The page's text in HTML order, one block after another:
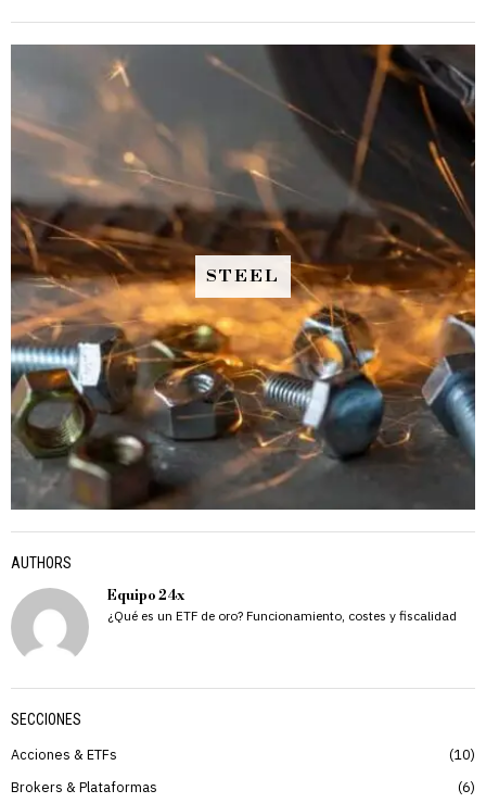
STEEL
AUTHORS
Equipo 24x
¿Qué es un ETF de oro? Funcionamiento, costes y fiscalidad
SECCIONES
Acciones & ETFs
10
Brokers & Plataformas
6